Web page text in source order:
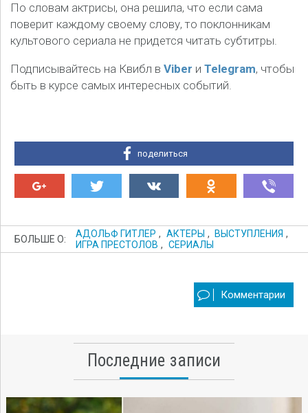
По словам актрисы, она решила, что если сама
поверит каждому своему слову, то поклонникам
культового сериала не придется читать субтитры.
Подписывайтесь на Квибл в Viber и Telegram, чтобы
быть в курсе самых интересных событий.
поделиться
БОЛЬШЕ О: АДОЛЬФ ГИТЛЕР , АКТЕРЫ , ВЫСТУПЛЕНИЯ ,
ИГРА ПРЕСТОЛОВ , СЕРИАЛЫ
Комментарии
Последние записи